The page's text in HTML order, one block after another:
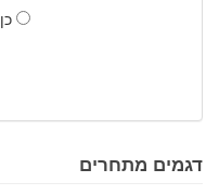
כן
דגמים מתחרים